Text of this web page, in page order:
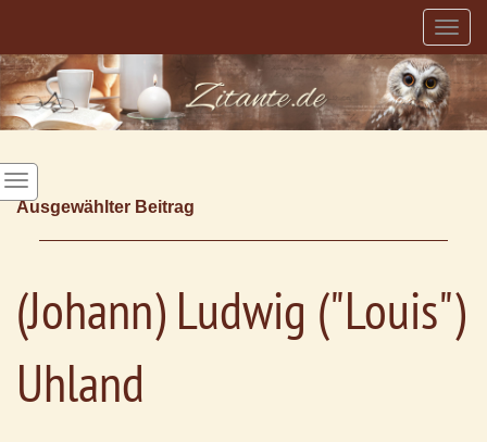
Ausgewählter Beitrag
(Johann) Ludwig ("Louis")
Uhland